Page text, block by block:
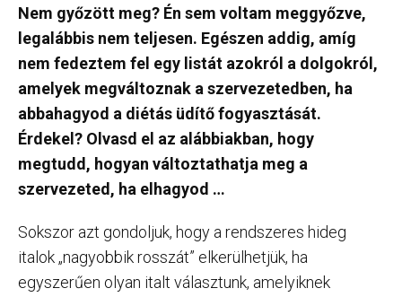
Nem győzött meg? Én sem voltam meggyőzve,
legalábbis nem teljesen. Egészen addig, amíg
nem fedeztem fel egy listát azokról a dolgokról,
amelyek megváltoznak a szervezetedben, ha
abbahagyod a diétás üdítő fogyasztását.
Érdekel? Olvasd el az alábbiakban, hogy
megtudd, hogyan változtathatja meg a
szervezeted, ha elhagyod …
Sokszor azt gondoljuk, hogy a rendszeres hideg
italok „nagyobbik rosszát” elkerülhetjük, ha
egyszerűen olyan italt választunk, amelyiknek